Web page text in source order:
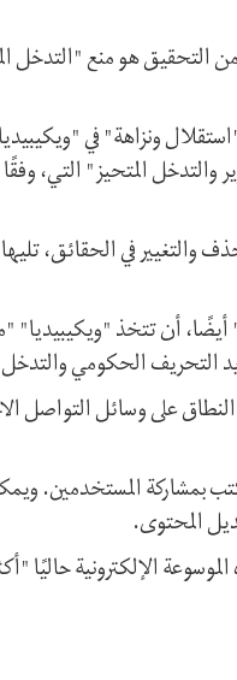
التحقيق هو منع "التدخل
ونزاهة" في
المتحيز" التي، وفقًا
والتغيير في الحقائق،
أن تتخذ "ويكيبيديا"
الحكومي والتدخل
على وسائل التواصل
بمشاركة المستخدمين.
المحتوى.